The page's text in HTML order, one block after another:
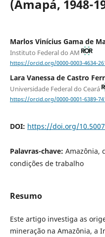
(Amapá, 1948-
Marlos Vinícius Gama de
Instituto Federal do AM
https://orcid.org/0000-0003-4634-
Lara Vanessa de Castro
Universidade Federal do Ceará
https://orcid.org/0000-0001-6389-
DOI: https://doi.org/
Palavras-chave: Amazônia,
condições de trabalho
Resumo
Este artigo investiga as
mineração na Amazônia, a